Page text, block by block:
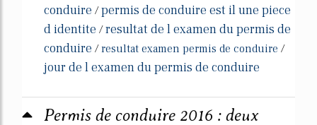
conduire /permis de conduire est il une piece
d identite /resultat de l examen du permis de
conduire /resultat examen permis de conduire /
jour de l examen du permis de conduire
Permis de conduire 2016 : deux